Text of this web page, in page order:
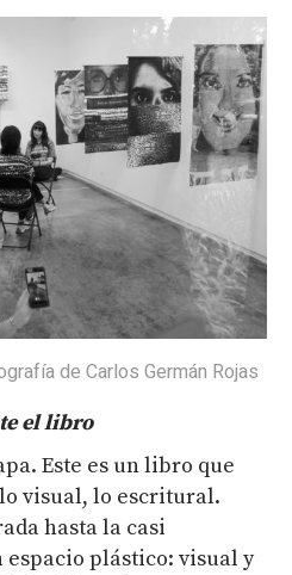
de Carlos Germán Rojas
el libro
Este es un libro que
visual, lo escritural.
hasta la casi
plástico: visual y